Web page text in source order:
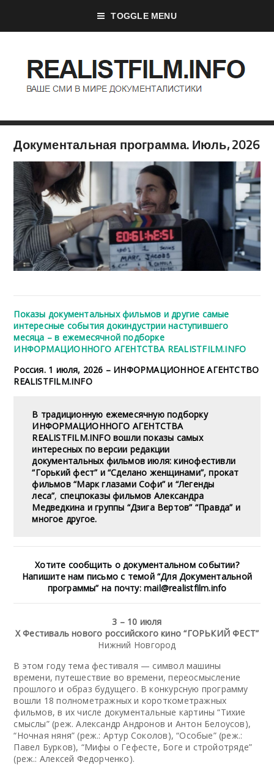
TOGGLE MENU
Документальная программа. Июль, 2026
Показы документальных фильмов и другие самые
интересные события докиндустрии наступившего
месяца – в ежемесячной подборке
ИНФОРМАЦИОННОГО АГЕНТСТВА REALISTFILM.INFO
Россия. 1 июля, 2026 – ИНФОРМАЦИОННОЕ АГЕНТСТВО
REALISTFILM.INFO
В традиционную ежемесячную подборку
ИНФОРМАЦИОННОГО АГЕНТСТВА
REALISTFILM.INFO вошли показы самых
интересных по версии редакции
документальных фильмов июля: кинофестивли
“Горький фест” и “Сделано женщинами”, прокат
фильмов “Марк глазами Софи” и “Легенды
леса”, спецпоказы фильмов Александра
Медведкина и группы “Дзига Вертов” “Правда” и
многое другое.
Хотите сообщить о документальном событии?
Напишите нам письмо с темой “Для Документальной
программы” на почту: mail@realistfilm.info
3 – 10 июля
Х Фестиваль нового российского кино “ГОРЬКИЙ ФЕСТ”
Нижний Новгород
В этом году тема фестиваля — символ машины
времени, путешествие во времени, переосмысление
прошлого и образ будущего. В конкурсную программу
вошли 18 полнометражных и короткометражных
фильмов, в их числе документальные картины “Тихие
смыслы” (реж. Александр Андронов и Антон Белоусов),
“Ночная няня” (реж.: Артур Соколов), “Особые” (реж.:
Павел Бурков), “Мифы о Гефесте, Боге и стройотряде”
(реж.: Алексей Федорченко).